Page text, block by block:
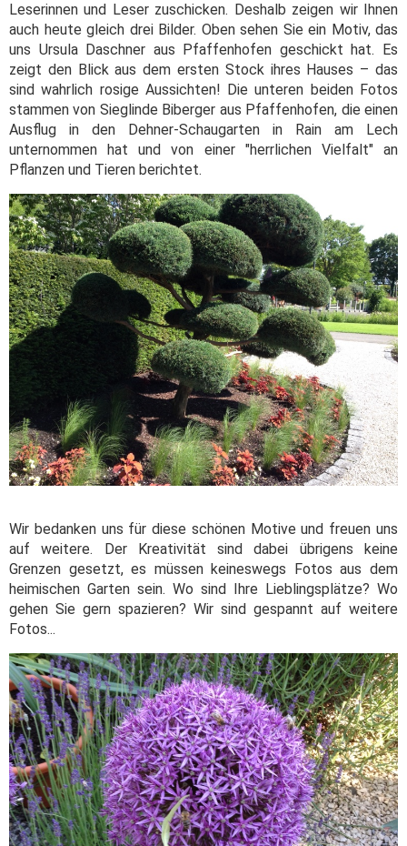
Leserinnen und Leser zuschicken. Deshalb zeigen wir Ihnen
auch heute gleich drei Bilder. Oben sehen Sie ein Motiv, das
uns Ursula Daschner aus Pfaffenhofen geschickt hat. Es
zeigt den Blick aus dem ersten Stock ihres Hauses – das
sind wahrlich rosige Aussichten! Die unteren beiden Fotos
stammen von Sieglinde Biberger aus Pfaffenhofen, die einen
Ausflug in den Dehner-Schaugarten in Rain am Lech
unternommen hat und von einer "herrlichen Vielfalt" an
Pflanzen und Tieren berichtet.
Wir bedanken uns für diese schönen Motive und freuen uns
auf weitere. Der Kreativität sind dabei übrigens keine
Grenzen gesetzt, es müssen keineswegs Fotos aus dem
heimischen Garten sein. Wo sind Ihre Lieblingsplätze? Wo
gehen Sie gern spazieren? Wir sind gespannt auf weitere
Fotos...